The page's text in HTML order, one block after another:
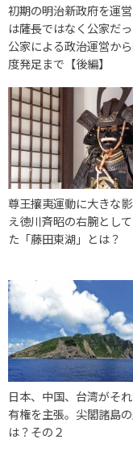
初期の明治新政府を運
は薩長ではなく公家だ
公家による政治運営か
度発足まで【後編】
尊王攘夷運動に大きな
え徳川斉昭の右腕とし
た「藤田東湖」とは？
日本、中国、台湾がそ
有権を主張。尖閣諸島
は？その２